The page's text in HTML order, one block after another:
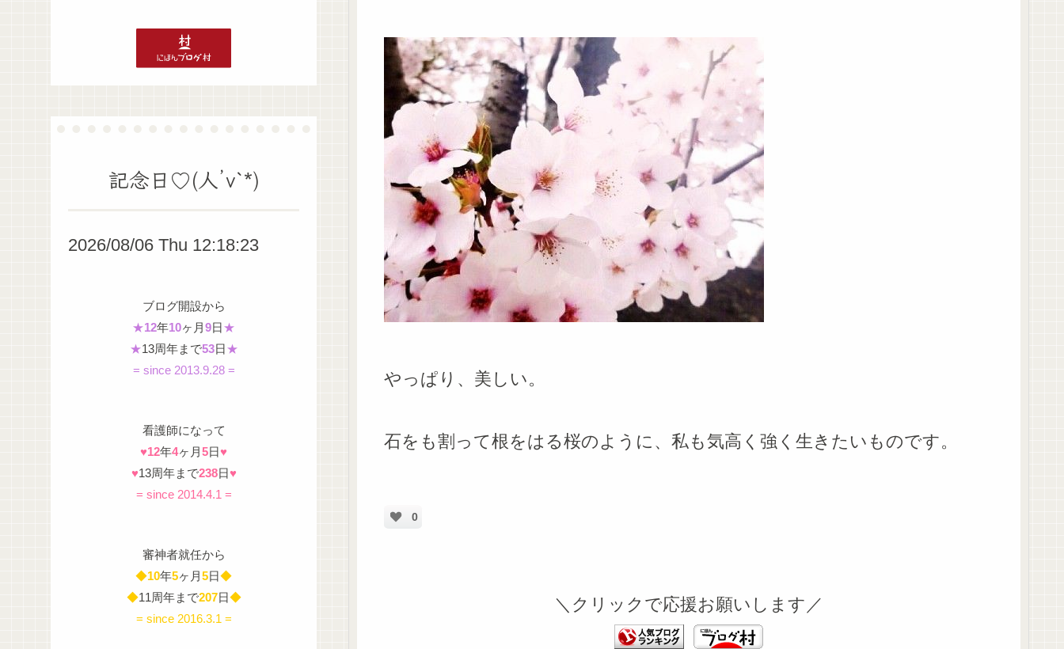
やっぱり、美しい。
石をも割って根をはる桜のように、私も気高く強く生きたいものです。
0
＼クリックで応援お願いします／
記念日♡(人’v`*)
2026/08/06 Thu 12:18:24
ブログ開設から
★12年10ヶ月9日★
★13周年まで53日★
= since 2013.9.28 =
看護師になって
♥12年4ヶ月5日♥
♥13周年まで238日♥
= since 2014.4.1 =
審神者就任から
◆10年5ヶ月5日◆
◆11周年まで207日◆
= since 2016.3.1 =